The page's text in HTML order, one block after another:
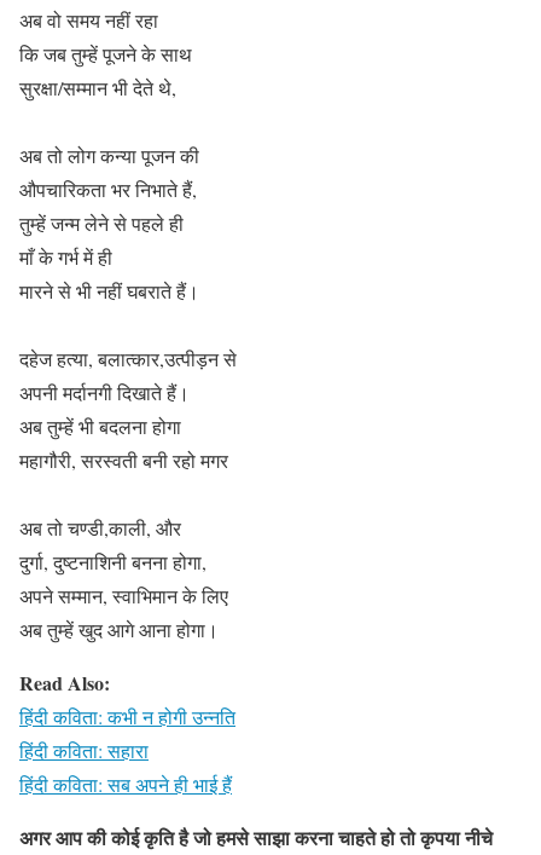
अब वो समय नहीं रहा
कि जब तुम्हें पूजने के साथ
सुरक्षा/सम्मान भी देते थे,
अब तो लोग कन्या पूजन की
औपचारिकता भर निभाते हैं,
तुम्हें जन्म लेने से पहले ही
माँ के गर्भ में ही
मारने से भी नहीं घबराते हैं।
दहेज हत्या, बलात्कार,उत्पीड़न से
अपनी मर्दानगी दिखाते हैं।
अब तुम्हें भी बदलना होगा
महागौरी, सरस्वती बनी रहो मगर
अब तो चण्डी,काली, और
दुर्गा, दुष्टनाशिनी बनना होगा,
अपने सम्मान, स्वाभिमान के लिए
अब तुम्हें खुद आगे आना होगा।
Read Also:
हिंदी कविता: कभी न होगी उन्नति
हिंदी कविता: सहारा
हिंदी कविता: सब अपने ही भाई हैं
अगर आप की कोई कृति है जो हमसे साझा करना चाहते हो तो कृपया नीचे